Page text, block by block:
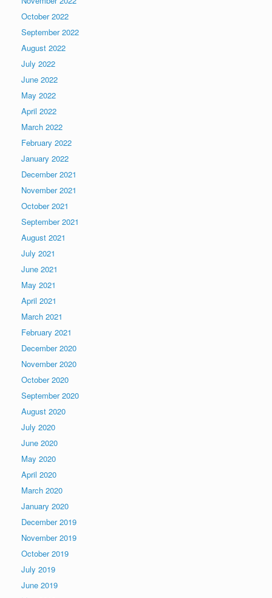
October 2022
September 2022
August 2022
July 2022
June 2022
May 2022
April 2022
March 2022
February 2022
January 2022
December 2021
November 2021
October 2021
September 2021
August 2021
July 2021
June 2021
May 2021
April 2021
March 2021
February 2021
December 2020
November 2020
October 2020
September 2020
August 2020
July 2020
June 2020
May 2020
April 2020
March 2020
January 2020
December 2019
November 2019
October 2019
July 2019
June 2019